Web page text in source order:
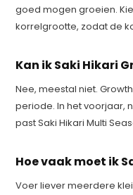
goed mogen groeien.
korrelgrootte, zodat de
Kan ik Saki Hikari
Nee, meestal niet.
periode. In het voorjaar,
past Saki Hikari Multi
Hoe vaak moet ik
Voer liever meerdere